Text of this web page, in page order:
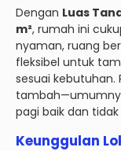
Dengan Luas
m², rumah ini
nyaman, ruang
fleksibel untuk
sesuai kebutuhan.
pagi baik dan
Keunggulan